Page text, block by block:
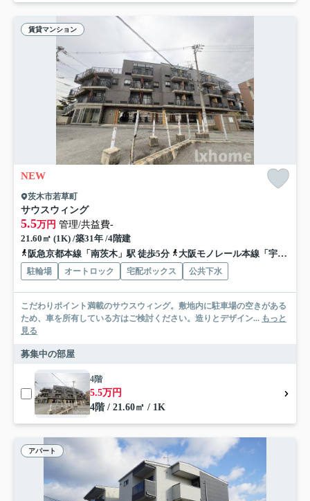
賃貸マンション
NEW
茨木市若草町
サウスウィング
5.5万円 管理/共益費-
21.60㎡ (1K) /築31年 /4階建
阪急京都本線「南茨木」駅 徒歩5分
大阪モノレール本線「宇野辺」駅 徒歩17分
駐輪場 オートロック 宅配ボックス 公共下水
こだわりポイント満載のサウスウィング。敷地内に駐車場の空きがある
ため、車を所有している方はご検討ください。造りとデザイン... もっと
見る
募集中の部屋
4階
5.5万円
4階 / 21.60㎡ / 1K
アパート